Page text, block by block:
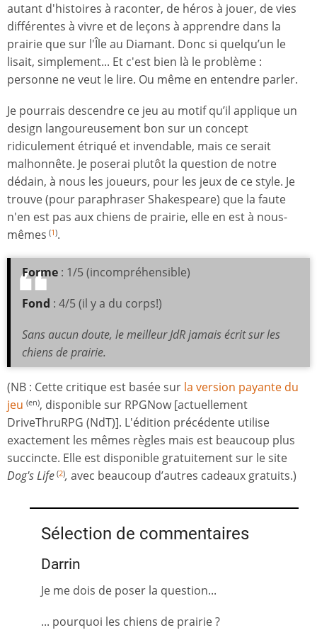
autant d'histoires à raconter, de héros à jouer, de vies
différentes à vivre et de leçons à apprendre dans la
prairie que sur l'Île au Diamant. Donc si quelqu’un le
lisait, simplement... Et c'est bien là le problème :
personne ne veut le lire. Ou même en entendre parler.
Je pourrais descendre ce jeu au motif qu’il applique un
design langoureusement bon sur un concept
ridiculement étriqué et invendable, mais ce serait
malhonnête. Je poserai plutôt la question de notre
dédain, à nous les joueurs, pour les jeux de ce style. Je
trouve (pour paraphraser Shakespeare) que la faute
n'en est pas aux chiens de prairie, elle en est à nous-
mêmes (1).
Forme : 1/5 (incompréhensible)
Fond : 4/5 (il y a du corps!)
Sans aucun doute, le meilleur JdR jamais écrit sur les
chiens de prairie.
(NB : Cette critique est basée sur la version payante du
jeu (en), disponible sur RPGNow [actuellement
DriveThruRPG (NdT)]. L'édition précédente utilise
exactement les mêmes règles mais est beaucoup plus
succincte. Elle est disponible gratuitement sur le site
Dog's Life (2), avec beaucoup d’autres cadeaux gratuits.)
Sélection de commentaires
Darrin
Je me dois de poser la question...
... pourquoi les chiens de prairie ?